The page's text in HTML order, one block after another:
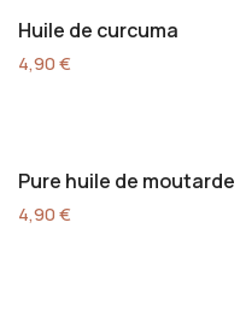
Huile de curcuma
4,90€
Pure huile de moutarde
4,90€